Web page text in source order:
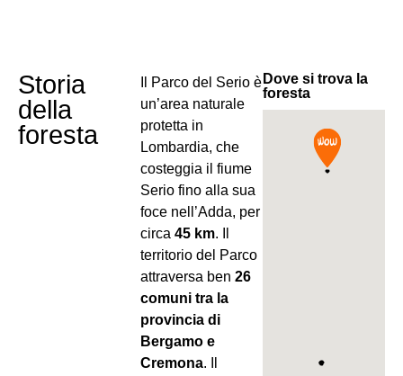
Storia
della
foresta
Il Parco del Serio è
un’area naturale
protetta in
Lombardia, che
costeggia il fiume
Serio fino alla sua
foce nell’Adda, per
circa 45 km. Il
territorio del Parco
attraversa ben 26
comuni tra la
provincia di
Bergamo e
Cremona. Il
Dove si trova la
foresta